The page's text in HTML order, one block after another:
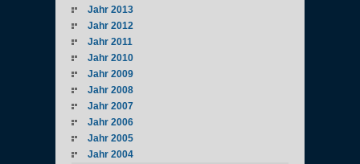
Jahr 2013
Jahr 2012
Jahr 2011
Jahr 2010
Jahr 2009
Jahr 2008
Jahr 2007
Jahr 2006
Jahr 2005
Jahr 2004